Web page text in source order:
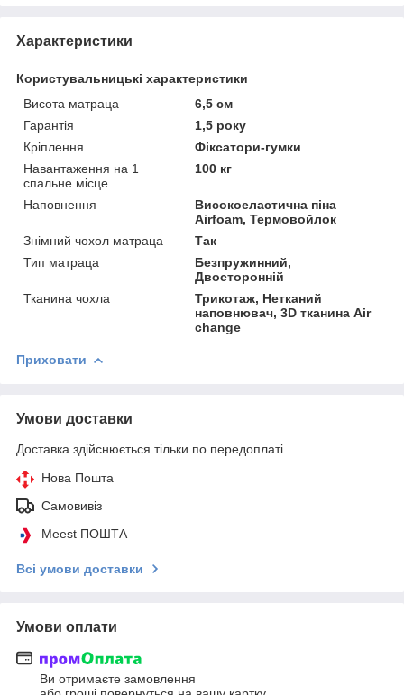
Характеристики
Користувальницькі характеристики
Висота матраца
6,5 см
Гарантія
1,5 року
Кріплення
Фіксатори-гумки
Навантаження на 1
спальне місце
100 кг
Наповнення
Високоеластична піна
Airfoam, Термовойлок
Знімний чохол матраца
Так
Тип матраца
Безпружинний,
Двосторонній
Тканина чохла
Трикотаж, Нетканий
наповнювач, 3D тканина Air
change
Приховати
Умови доставки
Доставка здійснюється тільки по передоплаті.
Нова Пошта
Самовивіз
Meest ПОШТА
Всі умови доставки
Умови оплати
Ви отримаєте замовлення